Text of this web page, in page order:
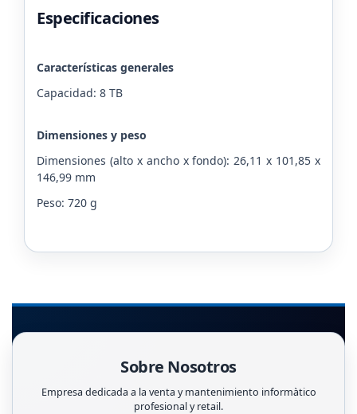
Especificaciones
Características generales
Capacidad: 8 TB
Dimensiones y peso
Dimensiones (alto x ancho x fondo): 26,11 x 101,85 x
146,99 mm
Peso: 720 g
Sobre Nosotros
Empresa dedicada a la venta y mantenimiento informàtico
profesional y retail.